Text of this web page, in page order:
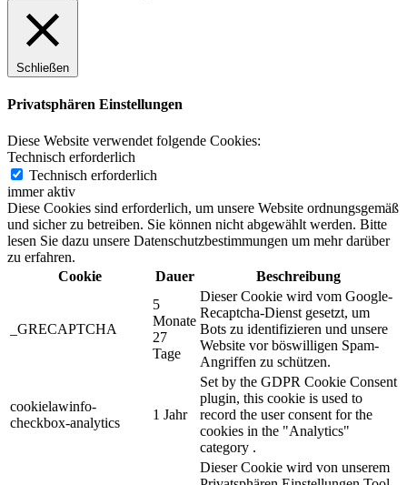
Schließen
Privatsphären Einstellungen
Diese Website verwendet folgende Cookies:
Technisch erforderlich
Technisch erforderlich
immer aktiv
Diese Cookies sind erforderlich, um unsere Website ordnungsgemäß
und sicher zu betreiben. Sie können nicht abgewählt werden. Bitte
lesen Sie dazu unsere Datenschutzbestimmungen um mehr darüber
zu erfahren.
Cookie
Dauer Beschreibung
_GRECAPTCHA
5
Monate
27
Tage
Dieser Cookie wird vom Google-
Recaptcha-Dienst gesetzt, um
Bots zu identifizieren und unsere
Website vor böswilligen Spam-
Angriffen zu schützen.
cookielawinfo-
checkbox-analytics
1 Jahr
Set by the GDPR Cookie Consent
plugin, this cookie is used to
record the user consent for the
cookies in the "Analytics"
category .
Dieser Cookie wird von unserem